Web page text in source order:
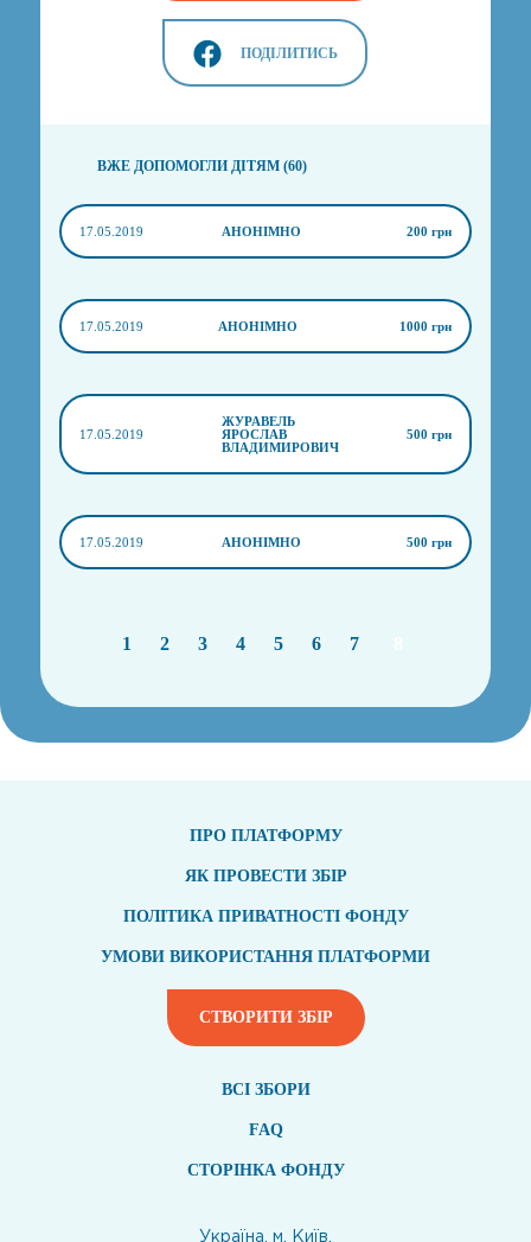
ПОДІЛИТИСЬ
ВЖЕ ДОПОМОГЛИ ДІТЯМ (60)
17.05.2019 АНОНІМНО 200 грн
17.05.2019 АНОНІМНО 1000 грн
17.05.2019
ЖУРАВЕЛЬ
ЯРОСЛАВ
ВЛАДИМИРОВИЧ
500 грн
17.05.2019 АНОНІМНО 500 грн
1 2 3 4 5 6 7
ПРО ПЛАТФОРМУ
ЯК ПРОВЕСТИ ЗБІР
ПОЛІТИКА ПРИВАТНОСТІ ФОНДУ
УМОВИ ВИКОРИСТАННЯ ПЛАТФОРМИ
СТВОРИТИ ЗБІР
ВСI ЗБОРИ
FAQ
СТОРІНКА ФОНДУ
Україна, м. Київ,